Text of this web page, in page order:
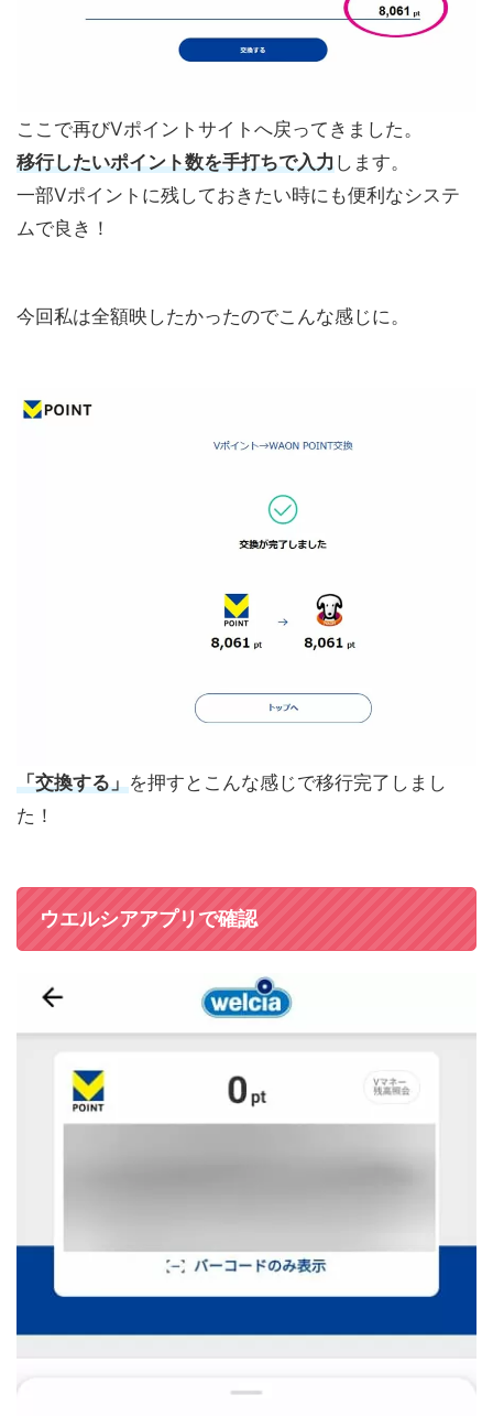
ここで再びVポイントサイトへ戻ってきました。
移行したいポイント数を手打ちで入力します。
一部Vポイントに残しておきたい時にも便利なシステ
ムで良き！
今回私は全額映したかったのでこんな感じに。
「交換する」を押すとこんな感じで移行完了しまし
た！
ウエルシアアプリで確認